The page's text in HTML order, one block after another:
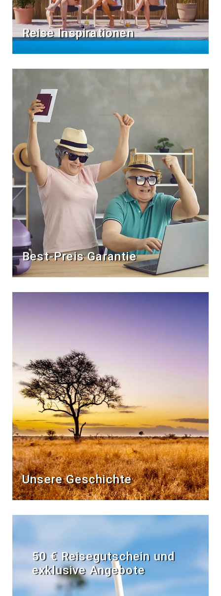
Reise Inspirationen
Best-Preis Garantie
Unsere Geschichte
50 € Reisegutschein und
exklusive Angebote